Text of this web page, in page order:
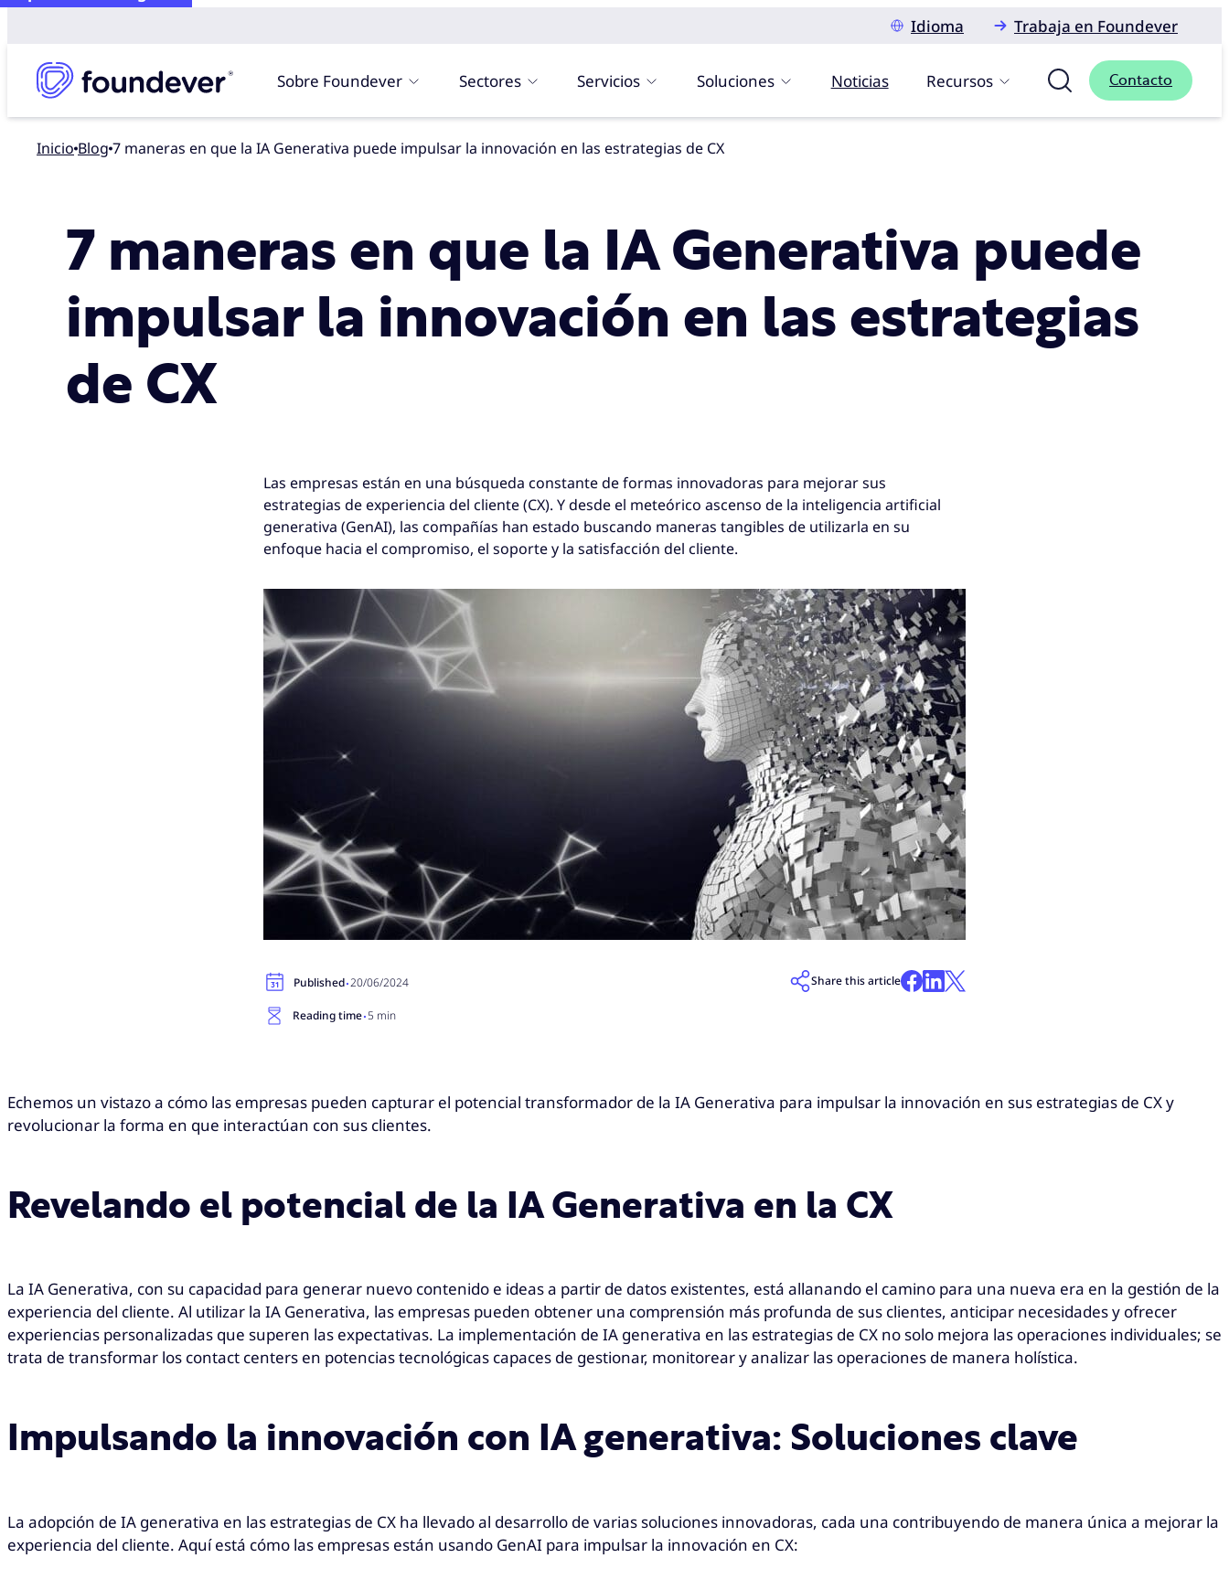
Idioma
Trabaja en Foundever
Sobre Foundever Sectores Servicios Soluciones Noticias Recursos Contacto
Inicio blog 7 maneras en que la IA Generativa puede impulsar la innovación en las estrategias de CX
7 maneras en que la IA Generativa puede
impulsar la innovación en las estrategias
de CX
Las empresas están en una búsqueda constante de formas innovadoras para mejorar sus
estrategias de experiencia del cliente (CX). Y desde el meteórico ascenso de la inteligencia artificial
generativa (GenAI), las compañías han estado buscando maneras tangibles de utilizarla en su
enfoque hacia el compromiso, el soporte y la satisfacción del cliente.
Published·20/06/2024
Reading time·5 min
Share this article
Echemos un vistazo a cómo las empresas pueden capturar el potencial transformador de la IA Generativa para impulsar la innovación en sus estrategias de CX y
revolucionar la forma en que interactúan con sus clientes.
Revelando el potencial de la IA Generativa en la CX
La IA Generativa, con su capacidad para generar nuevo contenido e ideas a partir de datos existentes, está allanando el camino para una nueva era en la gestión de la
experiencia del cliente. Al utilizar la IA Generativa, las empresas pueden obtener una comprensión más profunda de sus clientes, anticipar necesidades y ofrecer
experiencias personalizadas que superen las expectativas. La implementación de IA generativa en las estrategias de CX no solo mejora las operaciones individuales; se
trata de transformar los contact centers en potencias tecnológicas capaces de gestionar, monitorear y analizar las operaciones de manera holística.
Impulsando la innovación con IA generativa: Soluciones clave
La adopción de IA generativa en las estrategias de CX ha llevado al desarrollo de varias soluciones innovadoras, cada una contribuyendo de manera única a mejorar la
experiencia del cliente. Aquí está cómo las empresas están usando GenAI para impulsar la innovación en CX: